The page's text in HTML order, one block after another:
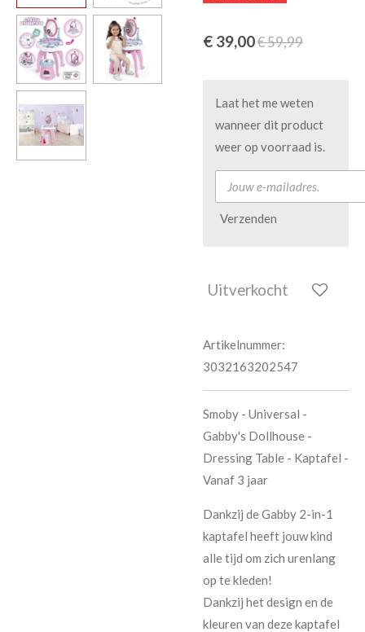
€ 39,00€ 59,99
Laat het me weten
wanneer dit product
weer op voorraad is.
Verzenden
Uitverkocht
Artikelnummer:
3032163202547
Smoby - Universal -
Gabby's Dollhouse -
Dressing Table - Kaptafel -
Vanaf 3 jaar
Dankzij de Gabby 2-in-1
kaptafel heeft jouw kind
alle tijd om zich urenlang
op te kleden!
Dankzij het design en de
kleuren van deze kaptafel